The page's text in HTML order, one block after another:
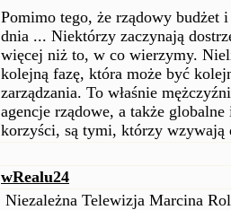
Pomimo tego, że rządowy budżet
dnia ... Niektórzy zaczynają
więcej niż to, w co wierzymy.
kolejną fazę, która może być
zarządzania. To właśnie
agencje rządowe, a także
korzyści, są tymi, którzy
wRealu24
Niezależna Telewizja Marcina